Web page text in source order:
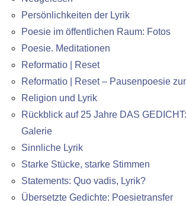
Persönlichkeiten der Lyrik
Poesie im öffentlichen Raum: Fotos
Poesie. Meditationen
Reformatio | Reset
Reformatio | Reset – Pausenpoesie
Religion und Lyrik
Rückblick auf 25 Jahre DAS
Galerie
Sinnliche Lyrik
Starke Stücke, starke Stimmen
Statements: Quo vadis, Lyrik?
Übersetzte Gedichte: Poesietransfer